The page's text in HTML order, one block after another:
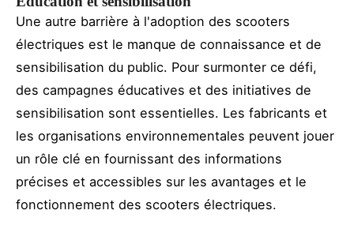
Une autre barrière à l'adoption des scooters
électriques est le manque de connaissance et de
sensibilisation du public. Pour surmonter ce défi,
des campagnes éducatives et des initiatives de
sensibilisation sont essentielles. Les fabricants et
les organisations environnementales peuvent jouer
un rôle clé en fournissant des informations
précises et accessibles sur les avantages et le
fonctionnement des scooters électriques.